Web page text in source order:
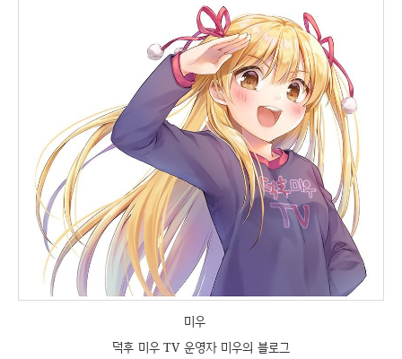
미우
덕후 미우 TV 운영자 미우의 블로그